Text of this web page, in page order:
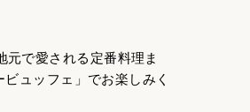
で愛される定番料理ま
ュッフェ」でお楽しみく